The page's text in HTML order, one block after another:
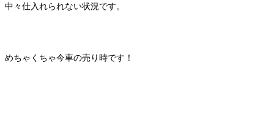
中々仕入れられない状況です。
めちゃくちゃ今車の売り時です！